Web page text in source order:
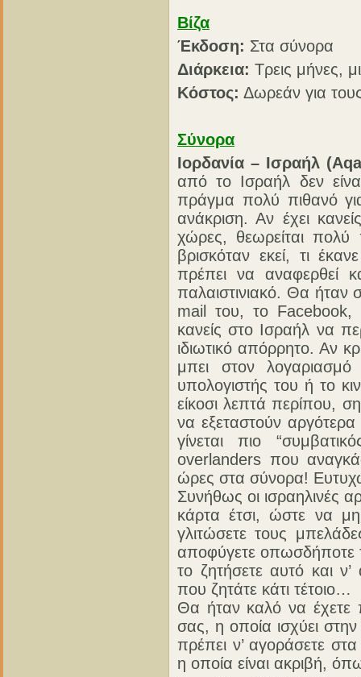
Βίζα
Έκδοση: Στα σύνορα
Διάρκεια: Τρεις μήνες,
Κόστος: Δωρεάν για
Σύνορα
Ιορδανία – Ισραήλ
από το Ισραήλ δεν
πράγμα πολύ πιθανό
ανάκριση. Αν έχει
χώρες, θεωρείται πολύ
βρισκόταν εκεί, τι
πρέπει να αναφερθεί
παλαιστινιακό. Θα ήταν
mail του, το Facebook,
κανείς στο Ισραήλ να
ιδιωτικό απόρρητο. Αν
μπει στον
υπολογιστής του ή το
είκοσι λεπτά περίπου,
να εξεταστούν
γίνεται πιο
overlanders που
ώρες στα σύνορα!
Συνήθως οι ισραηλινές
κάρτα έτσι, ώστε να
γλιτώσετε τους
αποφύγετε οπωσδήποτε
το ζητήσετε αυτό και
που ζητάτε κάτι τέτοιο…
Θα ήταν καλό να έχετε
σας, η οποία ισχύει
πρέπει ν’ αγοράσετε
η οποία είναι ακριβή,